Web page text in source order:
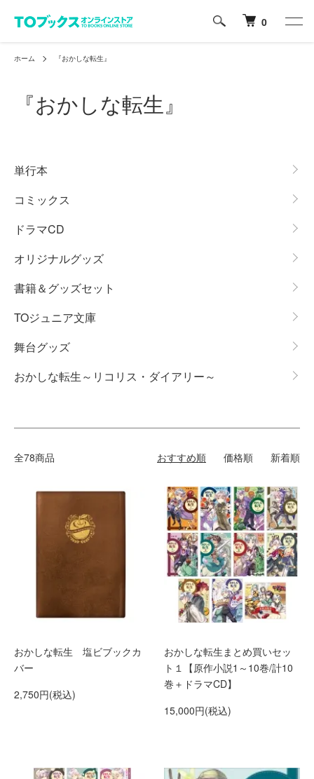
0
ホーム 『おかしな転生』
『おかしな転生』
単行本
コミックス
ドラマCD
オリジナルグッズ
書籍＆グッズセット
TOジュニア文庫
舞台グッズ
おかしな転生～リコリス・ダイアリー～
全78商品 おすすめ順 価格順 新着順
おかしな転生 塩ビブックカ
バー
2,750円(税込)
おかしな転生まとめ買いセッ
ト１【原作小説1～10巻/計10
巻＋ドラマCD】
15,000円(税込)